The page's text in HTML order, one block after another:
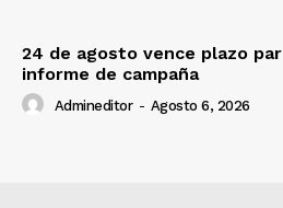
24 de agosto vence plazo
informe de campaña
Admineditor - Agosto 6, 2026